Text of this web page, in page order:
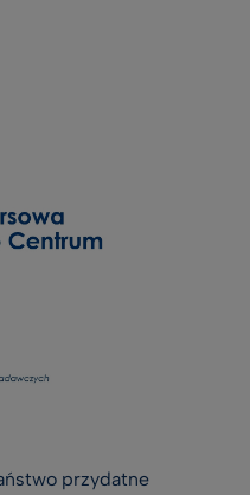
przydatne